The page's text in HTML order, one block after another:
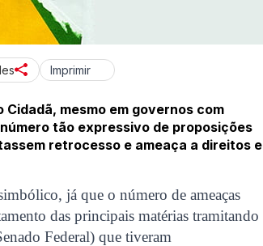
Imprimir
mesmo em governos com
tão expressivo de proposições
retrocesso e ameaça a direitos e
já que o número de ameaças
das principais matérias tramitando
Federal) que tiveram